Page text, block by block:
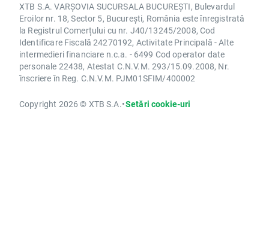
XTB S.A. VARȘOVIA SUCURSALA BUCUREȘTI, Bulevardul
Eroilor nr. 18, Sector 5, București, România este înregistrată
la Registrul Comerțului cu nr. J40/13245/2008, Cod
Identificare Fiscală 24270192, Activitate Principală - Alte
intermedieri financiare n.c.a. - 6499 Cod operator date
personale 22438, Atestat C.N.V.M. 293/15.09.2008, Nr.
înscriere în Reg. C.N.V.M. PJM01SFIM/400002
Copyright 2026 © XTB S.A.•Setări cookie-uri